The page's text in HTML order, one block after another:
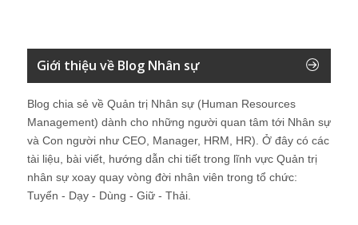
Giới thiệu về Blog Nhân sự
Blog chia sẻ về Quản trị Nhân sự (Human Resources
Management) dành cho những người quan tâm tới Nhân sự
và Con người như CEO, Manager, HRM, HR). Ở đây có các
tài liệu, bài viết, hướng dẫn chi tiết trong lĩnh vực Quản trị
nhân sự xoay quay vòng đời nhân viên trong tổ chức:
Tuyển - Dạy - Dùng - Giữ - Thải.